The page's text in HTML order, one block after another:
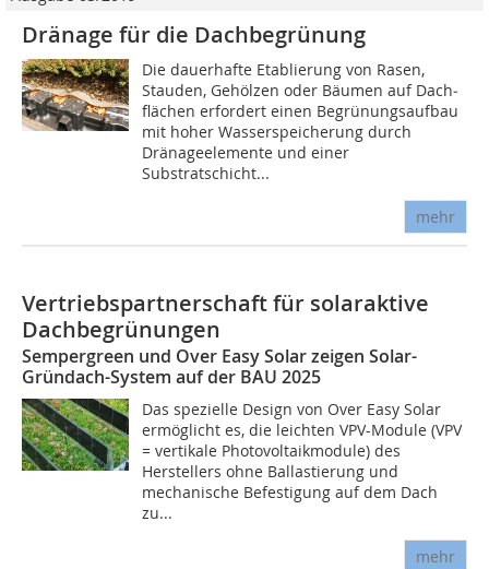
Dränage für die Dachbegrünung
Die dauerhafte Etablierung von Rasen,
Stauden, Gehölzen oder Bäumen auf Dach­
flächen erfordert einen Begrünungsaufbau
mit hoher Wasserspeicherung durch
Dränageelemente und einer
Substratschicht...
mehr
Vertriebspartnerschaft für solaraktive
Dachbegrünungen
Sempergreen und Over Easy Solar zeigen Solar-
Gründach-System auf der BAU 2025
Das spezielle Design von Over Easy Solar
ermöglicht es, die leichten VPV-Module (VPV
= vertikale Photovoltaikmodule) des
Herstellers ohne Ballastierung und
mechanische Befestigung auf dem Dach
zu...
mehr